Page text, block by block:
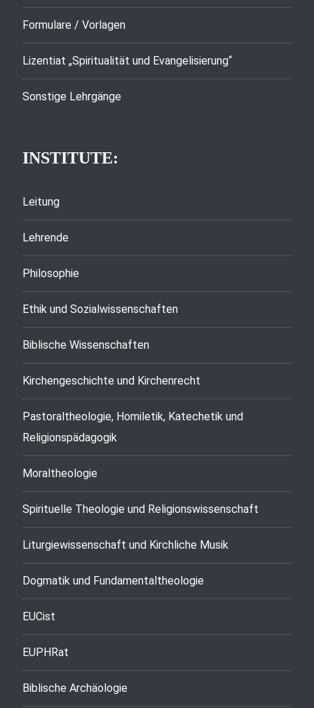
Formulare / Vorlagen
Lizentiat „Spiritualität und Evangelisierung“
Sonstige Lehrgänge
INSTITUTE:
Leitung
Lehrende
Philosophie
Ethik und Sozialwissenschaften
Biblische Wissenschaften
Kirchengeschichte und Kirchenrecht
Pastoraltheologie, Homiletik, Katechetik und
Religionspädagogik
Moraltheologie
Spirituelle Theologie und Religionswissenschaft
Liturgiewissenschaft und Kirchliche Musik
Dogmatik und Fundamentaltheologie
EUCist
EUPHRat
Biblische Archäologie